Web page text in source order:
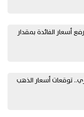
أسعار الفائدة بمقدار
توقعات أسعار الذهب